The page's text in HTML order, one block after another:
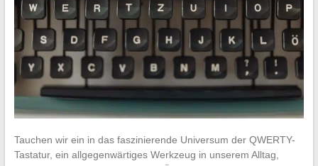
Tauchen wir ein in das faszinierende Universum der QWERTY-
Tastatur, ein allgegenwärtiges Werkzeug in unserem Alltag,